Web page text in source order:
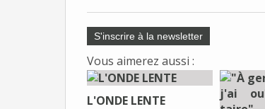
S'inscrire à la newsletter
Vous aimerez aussi :
L'ONDE LENTE